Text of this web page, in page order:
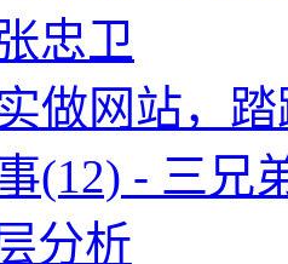
忠卫
做网站，
(12) - 三兄
分析